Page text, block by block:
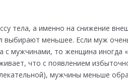
тела, а именно на снижение
выбирают меньшее. Если муж
с мужчинами, то женщина иногда
что с появлением
мужчины меньше